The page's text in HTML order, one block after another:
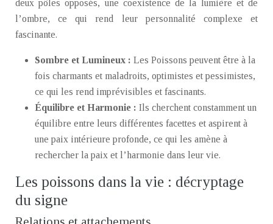
deux pôles opposés, une coexistence de la lumière et de
l’ombre, ce qui rend leur personnalité complexe et
fascinante.
Sombre et Lumineux : Les Poissons peuvent être à la
fois charmants et maladroits, optimistes et pessimistes,
ce qui les rend imprévisibles et fascinants.
Équilibre et Harmonie : Ils cherchent constamment un
équilibre entre leurs différentes facettes et aspirent à
une paix intérieure profonde, ce qui les amène à
rechercher la paix et l’harmonie dans leur vie.
Les poissons dans la vie : décryptage
du signe